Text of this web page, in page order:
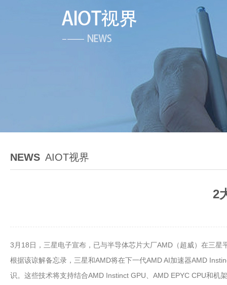
NEWS AIOT视界
2
3月18日，三星电子宣布，已与半导体芯片大厂AMD（超威）在三
根据该谅解备忘录，三星和AMD将在下一代AMD AI加速器AMD
识。这些技术将支持结合AMD Instinct GPU、AMD EPYC CPU和机